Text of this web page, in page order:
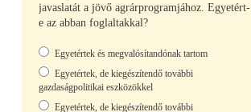
javaslatát a jövő agrárprogramjához. Egyetért-
e az abban foglaltakkal?
Választások
Egyetértek és megvalósítandónak tartom
Egyetértek, de kiegészítendő további
gazdaságpolitikai eszközökkel
Egyetértek, de kiegészítendő további